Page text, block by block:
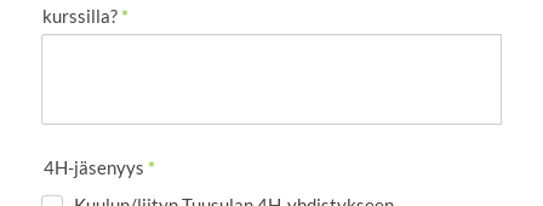
kurssilla? *
4H-jäsenyys *